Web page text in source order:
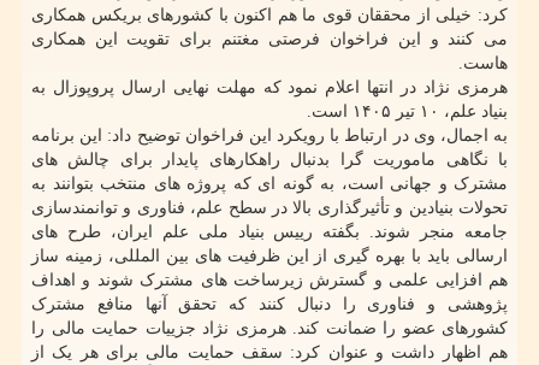
کرد: خیلی از محققان قوی ما هم اکنون با کشورهای بریکس همکاری
می کنند و این فراخوان فرصتی مغتنم برای تقویت این همکاری
هاست.
هرمزی نژاد در انتها اعلام نمود که مهلت نهایی ارسال پروپوزال به
بنیاد علم، ۱۰ تیر ۱۴۰۵ است.
به اجمال، وی در ارتباط با رویکرد این فراخوان توضیح داد: این برنامه
با نگاهی ماموریت گرا بدنبال راهکارهای پایدار برای چالش های
مشترک و جهانی است، به گونه ای که پروژه های منتخب بتوانند به
تحولات بنیادین و تأثیرگذاری بالا در سطح علم، فناوری و توانمندسازی
جامعه منجر شوند. بگفته رییس بنیاد ملی علم ایران، طرح های
ارسالی باید با بهره گیری از این ظرفیت های بین المللی، زمینه ساز
هم افزایی علمی و گسترش زیرساخت های مشترک شوند و اهداف
پژوهشی و فناوری را دنبال کنند که تحقق آنها منافع مشترک
کشورهای عضو را ضمانت کند. هرمزی نژاد جزییات حمایت مالی را
هم اظهار داشت و عنوان کرد: سقف حمایت مالی برای هر یک از